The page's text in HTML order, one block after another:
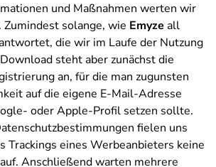
und Maßnahmen werten wir
Zumindest solange, wie Emyze all
die wir im Laufe der Nutzung
steht aber zunächst die
an, für die man zugunsten
auf die eigene E-Mail-Adresse
oder Apple-Profil setzen sollte.
fielen uns
Trackings eines Werbeanbieters keine
Anschließend warten mehrere